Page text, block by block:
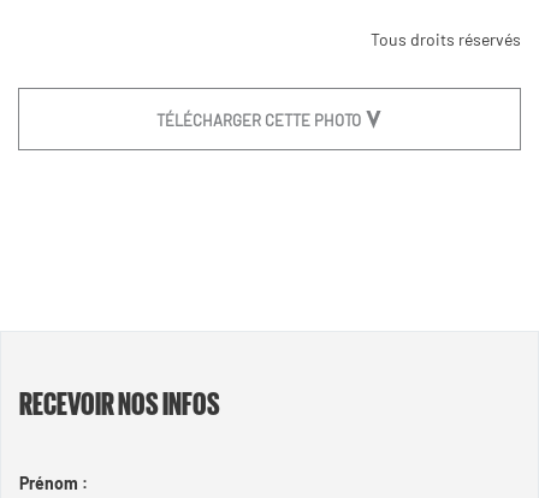
Tous droits réservés
TÉLÉCHARGER CETTE PHOTO
RECEVOIR NOS INFOS
Prénom :